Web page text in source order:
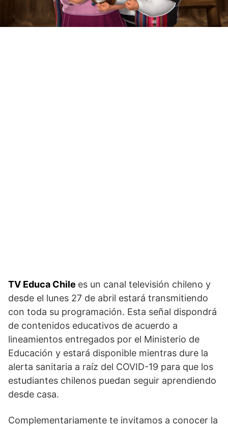
TV Educa Chile es un canal televisión chileno y
desde el lunes 27 de abril estará transmitiendo
con toda su programación. Esta señal dispondrá
de contenidos educativos de acuerdo a
lineamientos entregados por el Ministerio de
Educación y estará disponible mientras dure la
alerta sanitaria a raíz del COVID-19 para que los
estudiantes chilenos puedan seguir aprendiendo
desde casa.
Complementariamente te invitamos a conocer la